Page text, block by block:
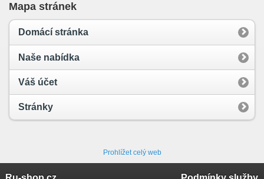
Mapa stránek
Domácí stránka
Naše nabídka
Váš účet
Stránky
Prohlížet celý web